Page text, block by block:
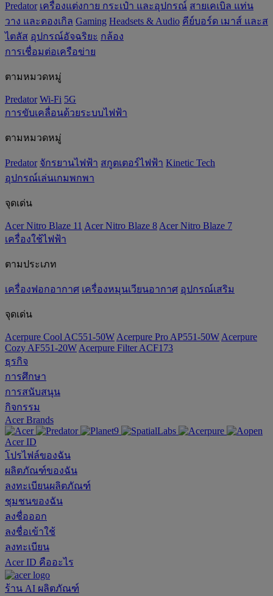
Predator เครื่องแต่งกาย กระเป๋า และอุปกรณ์ สายเคเบิล แท่น
วาง และดองเกิล Gaming ‌Headsets & Audio คีย์บอร์ด เมาส์ และส
ไตลัส อุปกรณ์อัจฉริยะ กล้อง
การเชื่อมต่อเครือข่าย
ตามหมวดหมู่
Predator Wi-Fi 5G
การขับเคลื่อนด้วยระบบไฟฟ้า
ตามหมวดหมู่
Predator จักรยานไฟฟ้า สกูตเตอร์ไฟฟ้า Kinetic Tech
อุปกรณ์เล่นเกมพกพา
จุดเด่น
Acer Nitro Blaze 11 Acer Nitro Blaze 8 Acer Nitro Blaze 7
เครื่องใช้ไฟฟ้า
ตามประเภท
เครื่องฟอกอากาศ เครื่องหมุนเวียนอากาศ อุปกรณ์เสริม
จุดเด่น
Acerpure Cool AC551-50W Acerpure Pro AP551-50W Acerpure
Cozy AF551-20W Acerpure Filter ACF173
ธุรกิจ
การศึกษา
การสนับสนุน
กิจกรรม
Acer Brands
Acer ID
โปรไฟล์ของฉัน
ผลิตภัณฑ์ของฉัน
ลงทะเบียนผลิตภัณฑ์
ชุมชนของฉัน
ลงชื่อออก
ลงชื่อเข้าใช้
ลงทะเบียน
Acer ID คืออะไร
ร้าน AI ผลิตภัณฑ์